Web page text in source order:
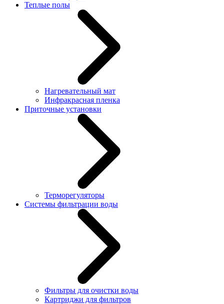
Теплые полы
Нагревательный мат
Инфракрасная пленка
Приточные установки
Терморегуляторы
Системы фильтрации воды
Фильтры для очистки воды
Картриджи для фильтров